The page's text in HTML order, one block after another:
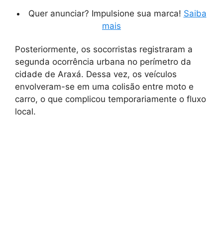
Quer anunciar? Impulsione sua marca! Saiba
mais
Posteriormente, os socorristas registraram a
segunda ocorrência urbana no perímetro da
cidade de Araxá. Dessa vez, os veículos
envolveram-se em uma colisão entre moto e
carro, o que complicou temporariamente o fluxo
local.